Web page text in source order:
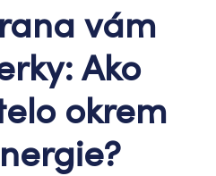
vám
Ako
okrem